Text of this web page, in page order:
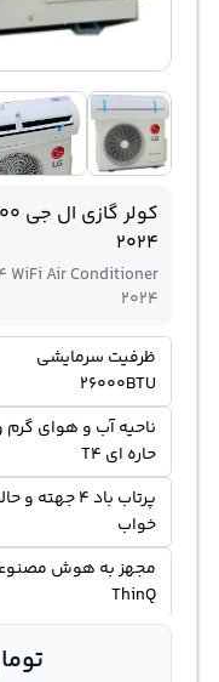
2024
WiFi Air Conditioner
2024
ظرفیت سرمایشی
26000BTU
ناحیه آب و هوای گرم
حاره ای T4
پرتاب باد 4 جهته و
خواب
مجهز به هوش
ThinQ